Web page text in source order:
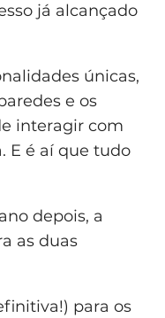
já alcançado
únicas,
e os
interagir com
E é aí que tudo
depois, a
as duas
para os